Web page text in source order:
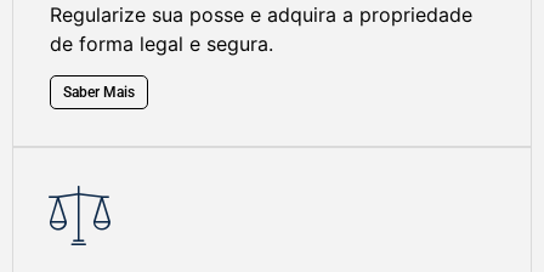
Regularize sua posse e adquira a propriedade
de forma legal e segura.
Saber Mais